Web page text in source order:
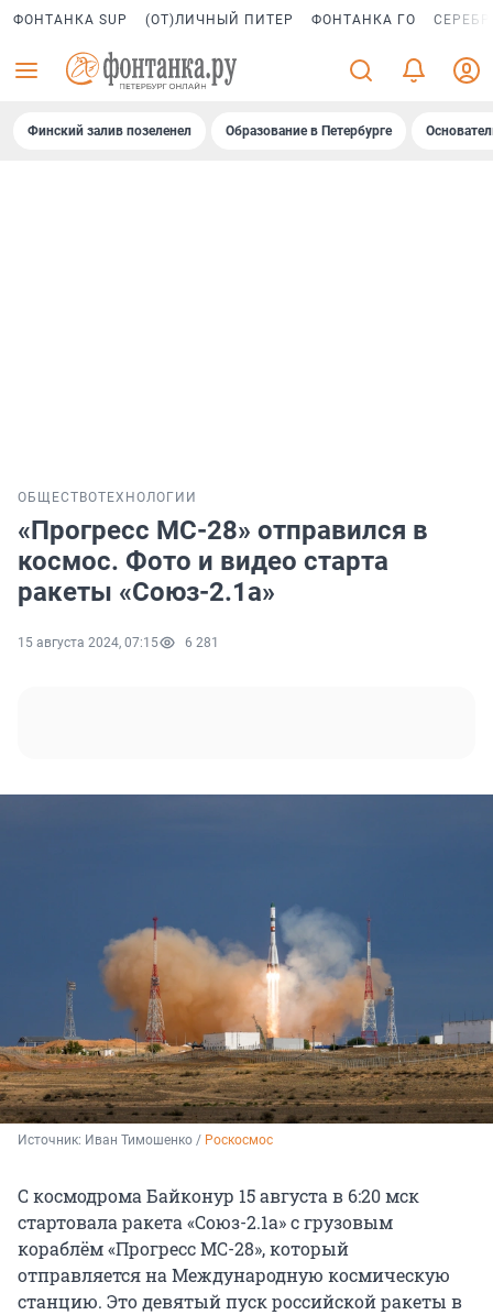
ФОНТАНКА SUP (ОТ)ЛИЧНЫЙ ПИТЕР ФОНТАНКА ГО
Финский залив позеленел Образование в Петербурге
ОБЩЕСТВОТЕХНОЛОГИИ
«Прогресс МС-28» отправился в
космос. Фото и видео старта
ракеты «Союз-2.1а»
15 августа 2024, 07:15 6 281
Источник: Иван Тимошенко / Роскосмос
C космодрома Байконур 15 августа в 6:20 мск
стартовала ракета «Союз-2.1а» с грузовым
кораблём «Прогресс МС-28», который
отправляется на Международную космическую
станцию. Это девятый пуск российской ракеты в